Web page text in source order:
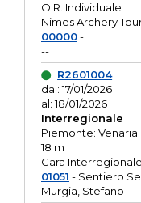
O.R. Individuale
Nimes Archery
00000-
--
R2601004
dal: 17/01/2026
al: 18/01/2026
Interregionale
Piemonte: Venaria
18 m
Gara
01051 - Sentiero
Murgia, Stefano